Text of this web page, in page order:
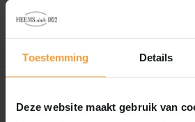
Toestemming Details
Deze website maakt gebruik van
Schrijf je eigen review